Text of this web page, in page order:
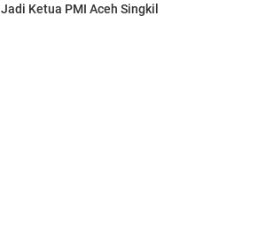
Jadi Ketua PMI Aceh Singkil